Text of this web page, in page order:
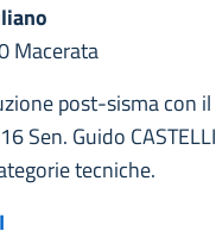
Macerata
post-sisma con il
Sen. Guido CASTELLI
tecniche.